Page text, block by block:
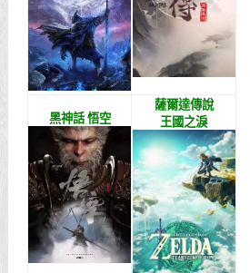
黑神話 悟空
薩爾達傳說
王國之淚